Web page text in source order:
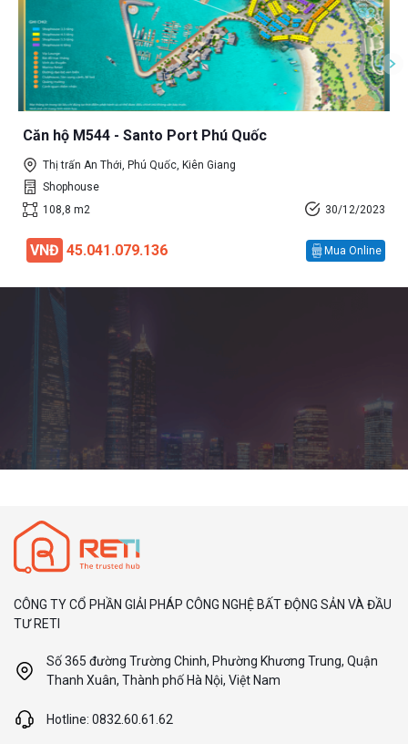
Căn hộ M544 - Santo Port Phú Quốc
Thị trấn An Thới, Phú Quốc, Kiên Giang
Shophouse
108,8 m2
30/12/2023
VNĐ 45.041.079.136 Mua Online
CÔNG TY CỔ PHẦN GIẢI PHÁP CÔNG NGHỆ BẤT ĐỘNG SẢN VÀ ĐẦU
TƯ RETI
Số 365 đường Trường Chinh, Phường Khương Trung, Quận
Thanh Xuân, Thành phố Hà Nội, Việt Nam
Hotline: 0832.60.61.62